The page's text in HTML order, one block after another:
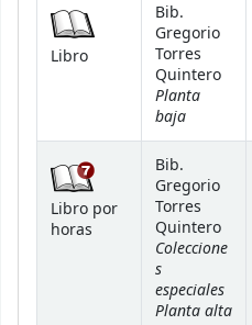
Libro
Bib.
Gregorio
Torres
Quintero
Planta
baja
Libro por
horas
Bib.
Gregorio
Torres
Quintero
Coleccione
s
especiales
Planta alta